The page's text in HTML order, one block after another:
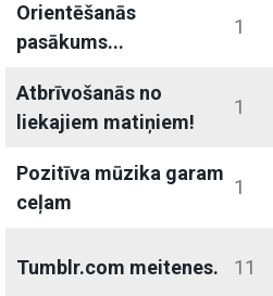
Orientēšanās
pasākums...
1
Atbrīvošanās no
liekajiem matiņiem!
1
Pozitīva mūzika garam
ceļam
1
Tumblr.com meitenes. 11